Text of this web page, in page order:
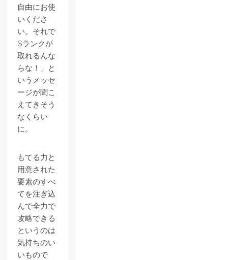
自由にお使
いくださ
い。それで
Sランクが
取れるんな
らな！」と
いうメッセ
ージが聞こ
えてきそう
なくらい
に。
もてる力と
用意された
要素のすべ
てを注ぎ込
んで全力で
攻略できる
というのは
気持ちのい
いもので